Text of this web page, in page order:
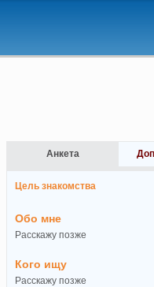
Анкета
Цель знакомства
Обо мне
Расскажу позже
Кого ищу
Расскажу позже